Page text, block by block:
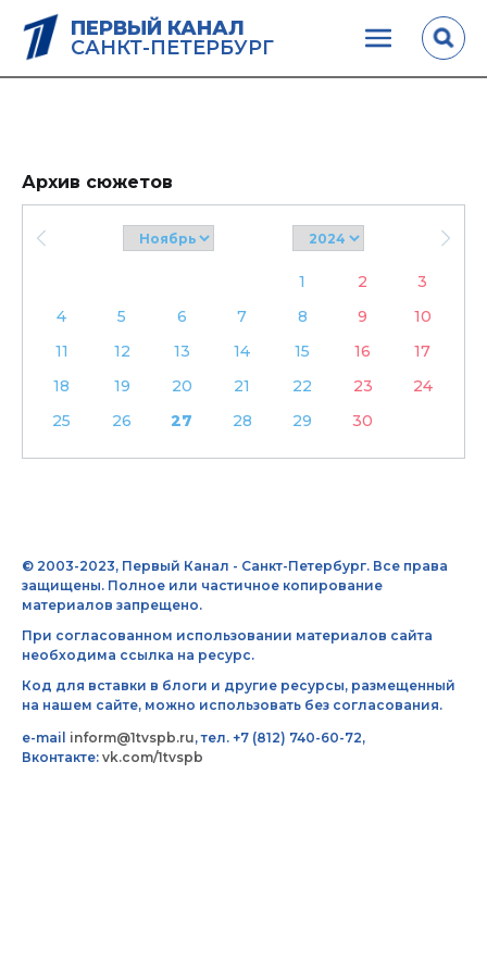
ПЕРВЫЙ КАНАЛ
САНКТ-ПЕТЕРБУРГ
Архив сюжетов
1 2
3
4
5 6 7 8 9
10
11
12 13 14 15 16
17
18
19 20 21 22 23
24
25
26 27 28 29 30
© 2003-2023, Первый Канал - Санкт-Петербург. Все права
защищены. Полное или частичное копирование
материалов запрещено.
При согласованном использовании материалов сайта
необходима ссылка на ресурс.
Код для вставки в блоги и другие ресурсы, размещенный
на нашем сайте, можно использовать без согласования.
e-mail inform@1tvspb.ru, тел. +7 (812) 740-60-72,
Вконтакте: vk.com/1tvspb